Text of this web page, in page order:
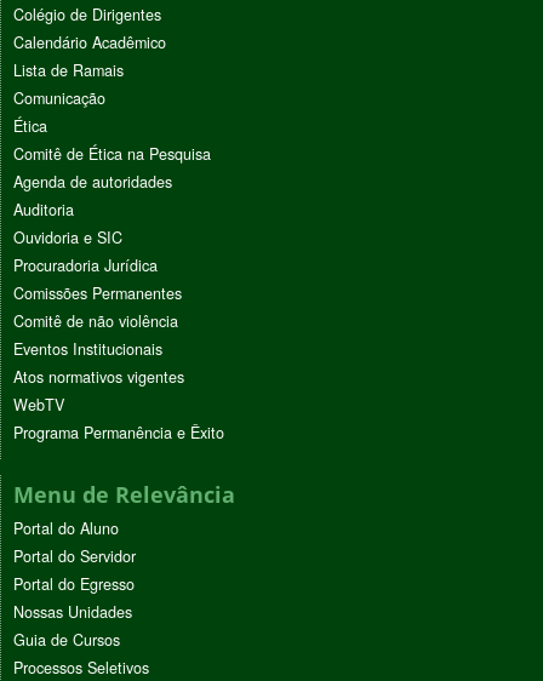
Colégio de Dirigentes
Calendário Acadêmico
Lista de Ramais
Comunicação
Ética
Comitê de Ética na Pesquisa
Agenda de autoridades
Auditoria
Ouvidoria e SIC
Procuradoria Jurídica
Comissões Permanentes
Comitê de não violência
Eventos Institucionais
Atos normativos vigentes
WebTV
Programa Permanência e Êxito
Menu de Relevância
Portal do Aluno
Portal do Servidor
Portal do Egresso
Nossas Unidades
Guia de Cursos
Processos Seletivos